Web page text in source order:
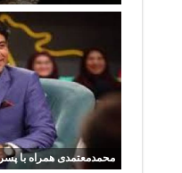
محمدمعتمدی همراه با